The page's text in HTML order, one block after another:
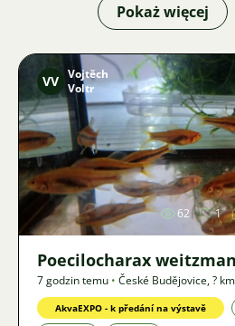
Pokaż więcej
VV Vojtěch
Voltr
62 1
Poecilocharax
7 godzin temu • České Budějovice,? km
AkvaEXPO - k předání na výstavě